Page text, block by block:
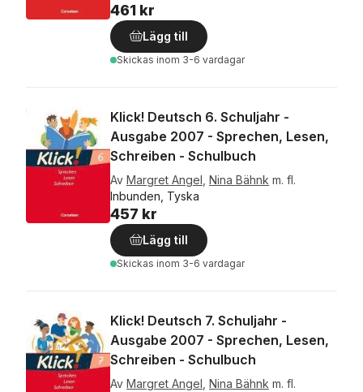
461 kr
Lägg till
Skickas inom 3-6 vardagar
Klick! Deutsch 6. Schuljahr -
Ausgabe 2007 - Sprechen, Lesen,
Schreiben - Schulbuch
Av Margret Angel Nina Bähnk m. fl.
Inbunden, Tyska
457 kr
Lägg till
Skickas inom 3-6 vardagar
Klick! Deutsch 7. Schuljahr -
Ausgabe 2007 - Sprechen, Lesen,
Schreiben - Schulbuch
Av Margret Angel Nina Bähnk m. fl.